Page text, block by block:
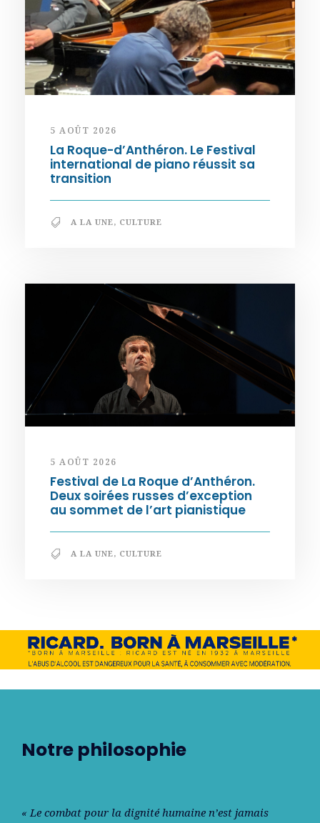
5 AOÛT 2026
La Roque-d’Anthéron. Le Festival
international de piano réussit sa
transition
A LA UNE, CULTURE
5 AOÛT 2026
Festival de La Roque d’Anthéron.
Deux soirées russes d’exception
au sommet de l’art pianistique
A LA UNE, CULTURE
Notre philosophie
« Le combat pour la dignité humaine n’est jamais